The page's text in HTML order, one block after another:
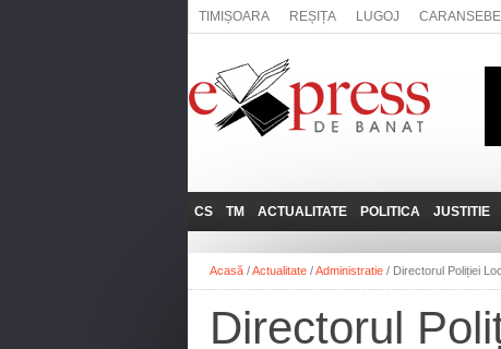
TIMIȘOARA REȘIȚA LUGOJ
CS
REȘIȚA
CARANSEBEȘ
ANINA
TM
LUGOJ
TIMIȘOARA
ACTUALITATE
ADMINISTRATIE
NAȚIONAL
SOCIAL
POLITICA
EXPRESSLIVE
INTERVIURILE
JUSTITIE
Acasă /Actualitate /Administratie / Directorul Poliției
Directorul